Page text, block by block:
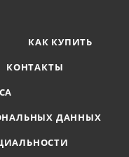
КАК КУПИТЬ
КОНТАКТЫ
ДАННЫХ